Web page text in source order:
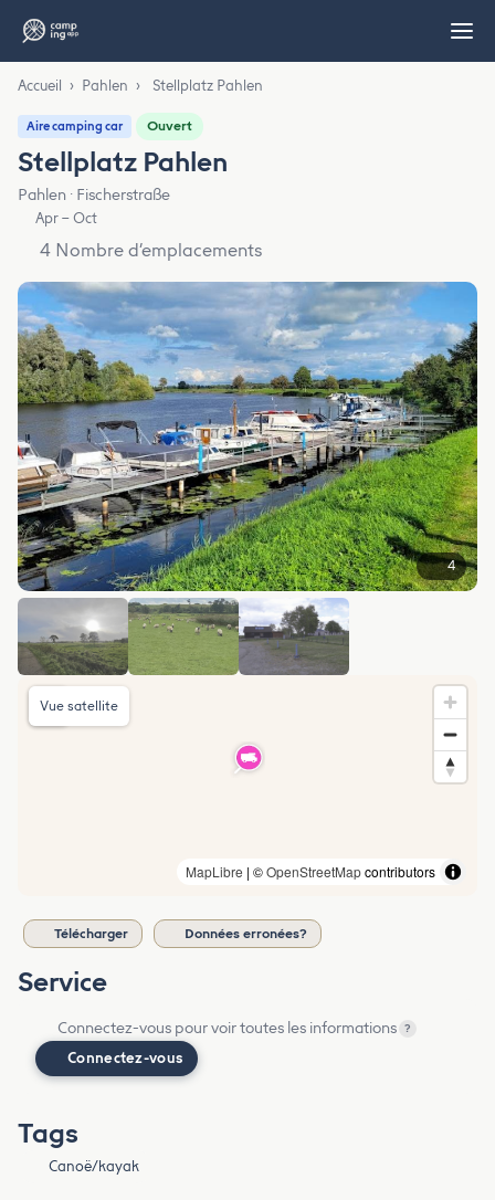
Accueil › Pahlen › Stellplatz Pahlen
Aire camping car Ouvert
Stellplatz Pahlen
Pahlen · Fischerstraße
Apr – Oct
4 Nombre d’emplacements
4
MapLibre | ©OpenStreetMapcontributors
Vue satellite
Télécharger Données erronées?
Service
Connectez-vous pour voir toutes les informations ?
Connectez-vous
Tags
Canoë/kayak